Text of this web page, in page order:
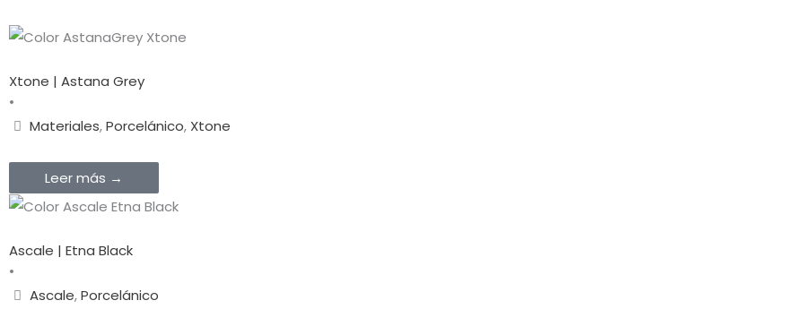
Xtone | Astana Grey
•
Materiales,Porcelánico, Xtone
Leer más →
Ascale | Etna Black
•
Ascale,Porcelánico